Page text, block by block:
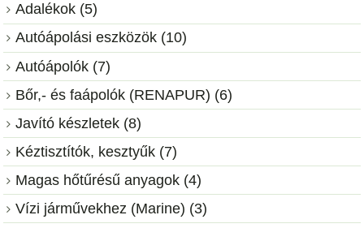
Adalékok (5)
Autóápolási eszközök (10)
Autóápolók (7)
Bőr,- és faápolók (RENAPUR) (6)
Javító készletek (8)
Kéztisztítók, kesztyűk (7)
Magas hőtűrésű anyagok (4)
Vízi járművekhez (Marine) (3)